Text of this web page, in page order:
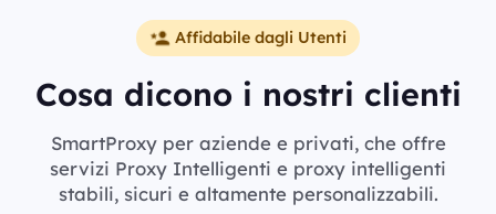
Affidabile dagli Utenti
Cosa dicono i nostri clienti
SmartProxy per aziende e privati, che offre
servizi Proxy Intelligenti e proxy intelligenti
stabili, sicuri e altamente personalizzabili.